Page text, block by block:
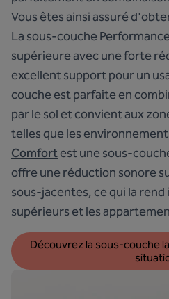
Vous êtes ainsi assuré
La sous-couche
supérieure avec une forte
excellent support pour un
couche est parfaite en
par le sol et convient aux
telles que les
Comfortest une sous-
offre une réduction sonore
sous-jacentes, ce qui la
supérieurs et les
Découvrez la sous-couche